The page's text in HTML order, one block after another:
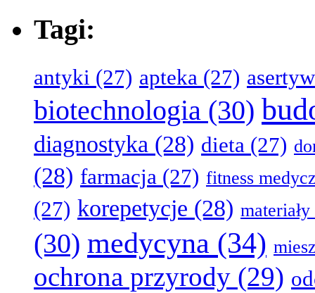
Tagi:
antyki (27) apteka (27)
biotechnologia (30)
diagnostyka (28) dieta (27)
(28) farmacja (27) fitness
(27) korepetycje (28)
(30) medycyna (34)
ochrona przyrody (29)